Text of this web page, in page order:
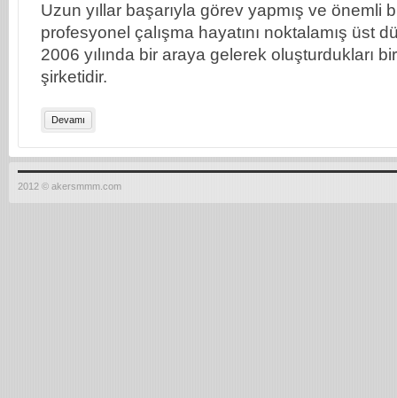
Uzun yıllar başarıyla görev yapmış ve önemli
profesyonel çalışma hayatını noktalamış üst
2006 yılında bir araya gelerek oluşturdukları
şirketidir.
Devamı
2012 © akersmmm.com